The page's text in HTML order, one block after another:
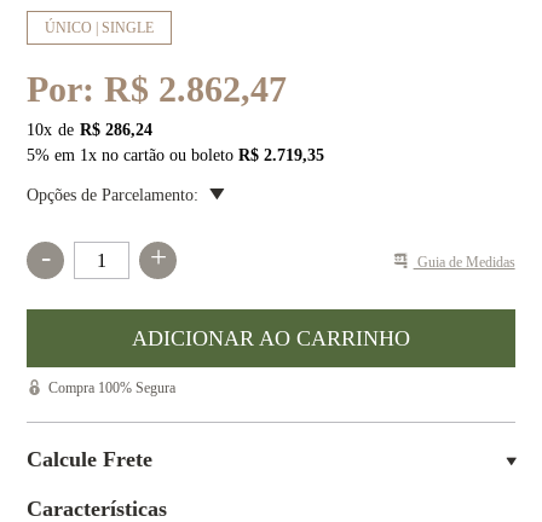
Características
ÚNICO | SINGLE
Por:R$ 2.862,47
10x
R$ 286,24
5% em 1x no cartão ou boletoR$ 2.719,35
Opções de Parcelamento:
- + Guia de Medidas
Compra 100% Segura
Calcule Frete